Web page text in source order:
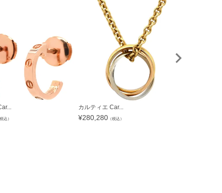
税込）
カルティエ Car...
¥280,280 （税込）